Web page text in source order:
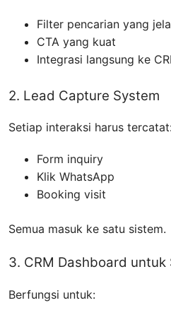
Filter pencarian yang
CTA yang kuat
Integrasi langsung ke
2. Lead Capture System
Setiap interaksi harus
Form inquiry
Klik WhatsApp
Booking visit
Semua masuk ke satu sistem.
3. CRM Dashboard untuk
Berfungsi untuk: